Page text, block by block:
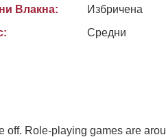
Влакна:
Избричена
Средни
off. Role-playing games are